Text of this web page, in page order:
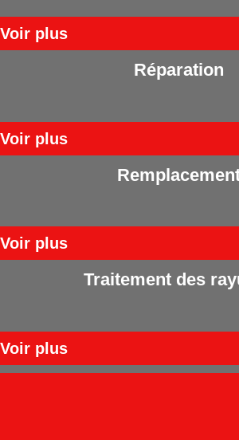
Voir plus
Réparation
Voir plus
Voir plus
Traitement des
Voir plus